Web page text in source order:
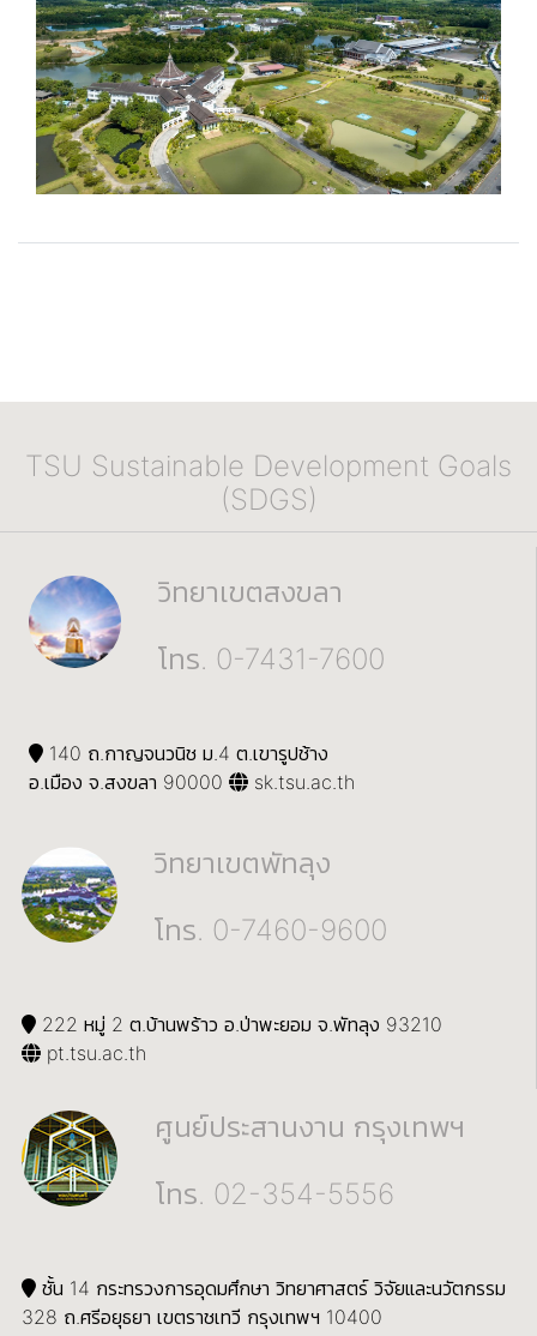
TSU Sustainable Development Goals
(SDGS)
วิทยาเขตสงขลา
โทร. 0-7431-7600
140 ถ.กาญจนวนิช ม.4 ต.เขารูปช้าง
อ.เมือง จ.สงขลา 90000
sk.tsu.ac.th
วิทยาเขตพัทลุง
โทร. 0-7460-9600
222 หมู่ 2 ต.บ้านพร้าว อ.ป่าพะยอม จ.พัทลุง 93210
pt.tsu.ac.th
ศูนย์ประสานงาน กรุงเทพฯ
โทร. 02-354-5556
ชั้น 14 กระทรวงการอุดมศึกษา วิทยาศาสตร์ วิจัยและนวัตกรรม
328 ถ.ศรีอยุธยา เขตราชเทวี กรุงเทพฯ 10400